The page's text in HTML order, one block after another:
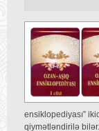
ensiklopediyası”
qiymətləndirilə bilər.